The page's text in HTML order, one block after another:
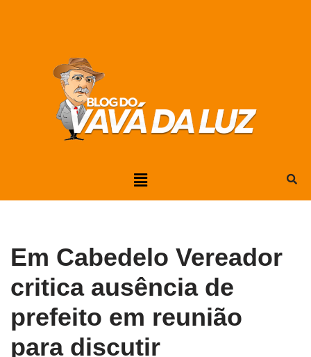
Em Cabedelo Vereador
critica ausência de
prefeito em reunião
para discutir